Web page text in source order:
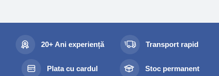
20+ Ani experiență Transport rapid
Plata cu cardul Stoc permanent